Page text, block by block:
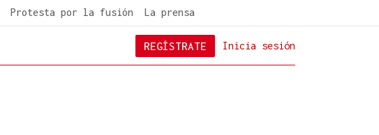
Protesta por la fusión La prensa
Inicia sesión
REGÍSTRATE